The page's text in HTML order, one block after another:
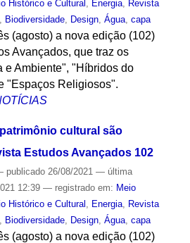
Histórico e Cultural Energia,
Revista
Biodiversidade, Design, Água, capa
(agosto) a nova edição (102)
Avançados, que traz os
e Ambiente", "Híbridos do
"Espaços Religiosos".
cultural são
Estudos Avançados 102
publicado26/08/2021 — última
12:39 — registrado em: Meio
Histórico e Cultural Energia, Revista
Biodiversidade, Design, Água, capa
(agosto) a nova edição (102)